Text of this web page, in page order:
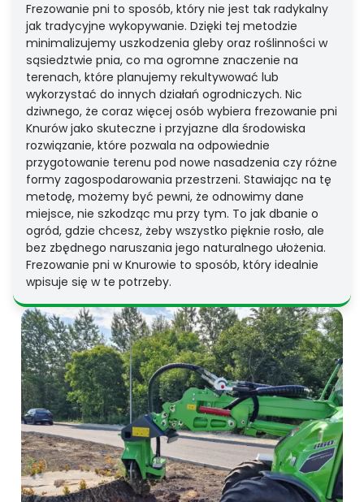
Frezowanie pni to sposób, który nie jest tak radykalny
jak tradycyjne wykopywanie. Dzięki tej metodzie
minimalizujemy uszkodzenia gleby oraz roślinności w
sąsiedztwie pnia, co ma ogromne znaczenie na
terenach, które planujemy rekultywować lub
wykorzystać do innych działań ogrodniczych. Nic
dziwnego, że coraz więcej osób wybiera frezowanie pni
Knurów jako skuteczne i przyjazne dla środowiska
rozwiązanie, które pozwala na odpowiednie
przygotowanie terenu pod nowe nasadzenia czy różne
formy zagospodarowania przestrzeni. Stawiając na tę
metodę, możemy być pewni, że odnowimy dane
miejsce, nie szkodząc mu przy tym. To jak dbanie o
ogród, gdzie chcesz, żeby wszystko pięknie rosło, ale
bez zbędnego naruszania jego naturalnego ułożenia.
Frezowanie pni w Knurowie to sposób, który idealnie
wpisuje się w te potrzeby.